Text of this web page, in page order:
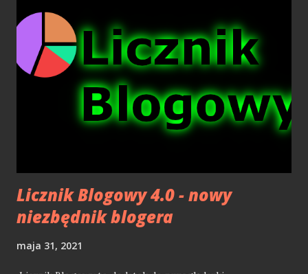
poczytania. Po środku mamy kilkadziesiąt kolorowych zdjęć
z tamtych lat, które ogląda się zupełnie inaczej podczas
lektury, wiedząc już kim są dane osoby na fotografiach.
Książka opisuje Segę od momentu przejęcia przez Toma
Kalinske posady CEO Sega of America w roku 1990, a także
wcześniejsze perypetie gigantów branży rozrywkowej w
latach 80-tych. Początek Wojen konsolowyc h zaczynamy
Licznik Blogowy 4.0 - nowy
niezbędnik blogera
maja 31, 2021